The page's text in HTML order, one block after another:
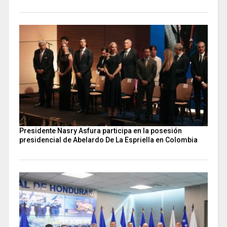
Presidente Nasry Asfura participa en la posesión
presidencial de Abelardo De La Espriella en Colombia